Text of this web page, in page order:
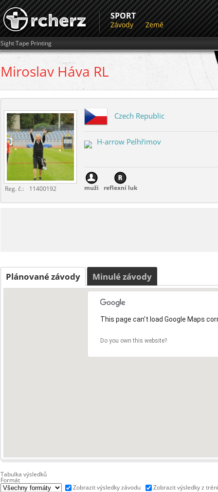
SPORT
Závody Země
Sight Tape Printing
Miroslav Háva RL
Reg. č.: 11400192
Czech Republic
H-arrow Pelhřimov
muži reflexní luk
Plánované závody Minulé závody
This page can't load Google Maps
Do you own this website?
Tabulka výsledků
Formát
Zobrazit výsledky závodu
Zobrazit výsledky z